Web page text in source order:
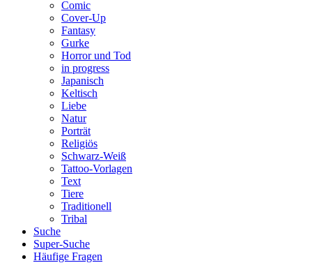
Comic
Cover-Up
Fantasy
Gurke
Horror und Tod
in progress
Japanisch
Keltisch
Liebe
Natur
Porträt
Religiös
Schwarz-Weiß
Tattoo-Vorlagen
Text
Tiere
Traditionell
Tribal
Suche
Super-Suche
Häufige Fragen